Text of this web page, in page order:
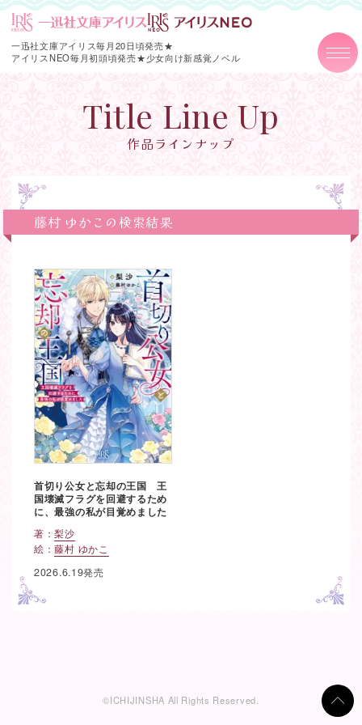
一迅社文庫アイリス毎月20日頃発売★
アイリスNEO毎月初頭頃発売★少女向け新感覚ノベル
Title Line Up
作品ラインナップ
藤村 ゆかこの検索結果
首切り公女と忘却の王国 王
国壊滅フラグを回避するため
に、最強の私が目覚めました
著：梨沙
絵：藤村 ゆかこ
2026.6.19発売
©ICHIJINSHA All Rights Reserved.